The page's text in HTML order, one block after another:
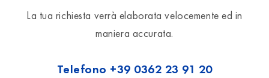
La tua richiesta verrà elaborata velocemente ed in
maniera accurata.
Telefono +39 0362 23 91 20